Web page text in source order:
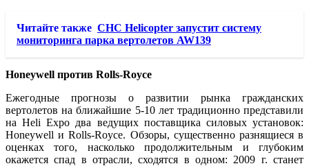
Читайте также CHC Helicopter запустит систему
мониторинга парка вертолетов AW139
Honeywell против Rolls-Royce
Ежегодные прогнозы о развитии рынка гражданских
вертолетов на ближайшие 5-10 лет традиционно представили
на Heli Expo два ведущих поставщика силовых установок:
Honeywell и Rolls-Royce. Обзоры, существенно разнящиеся в
оценках того, насколько продолжительным и глубоким
окажется спад в отрасли, сходятся в одном: 2009 г. станет